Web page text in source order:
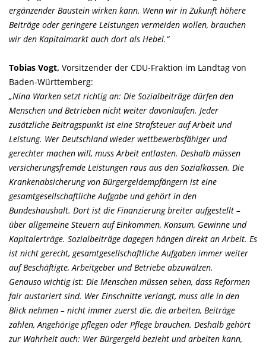
ergänzender Baustein wirken kann. Wenn wir in Zukunft höhere
Beiträge oder geringere Leistungen vermeiden wollen, brauchen
wir den Kapitalmarkt auch dort als Hebel.“
Tobias Vogt, Vorsitzender der CDU-Fraktion im Landtag von
Baden-Württemberg:
Nina Warken setzt richtig an: Die Sozialbeiträge dürfen den
Menschen und Betrieben nicht weiter davonlaufen. Jeder
zusätzliche Beitragspunkt ist eine Strafsteuer auf Arbeit und
Leistung. Wer Deutschland wieder wettbewerbsfähiger und
gerechter machen will, muss Arbeit entlasten. Deshalb müssen
versicherungsfremde Leistungen raus aus den Sozialkassen. Die
Krankenabsicherung von Bürgergeldempfängern ist eine
gesamtgesellschaftliche Aufgabe und gehört in den
Bundeshaushalt. Dort ist die Finanzierung breiter aufgestellt –
über allgemeine Steuern auf Einkommen, Konsum, Gewinne und
Kapitalerträge. Sozialbeiträge dagegen hängen direkt an Arbeit. Es
ist nicht gerecht, gesamtgesellschaftliche Aufgaben immer weiter
auf Beschäftigte, Arbeitgeber und Betriebe abzuwälzen.
Genauso wichtig ist: Die Menschen müssen sehen, dass Reformen
fair austariert sind. Wer Einschnitte verlangt, muss alle in den
Blick nehmen – nicht immer zuerst die, die arbeiten, Beiträge
zahlen, Angehörige pflegen oder Pflege brauchen. Deshalb gehört
zur Wahrheit auch: Wer Bürgergeld bezieht und arbeiten kann,